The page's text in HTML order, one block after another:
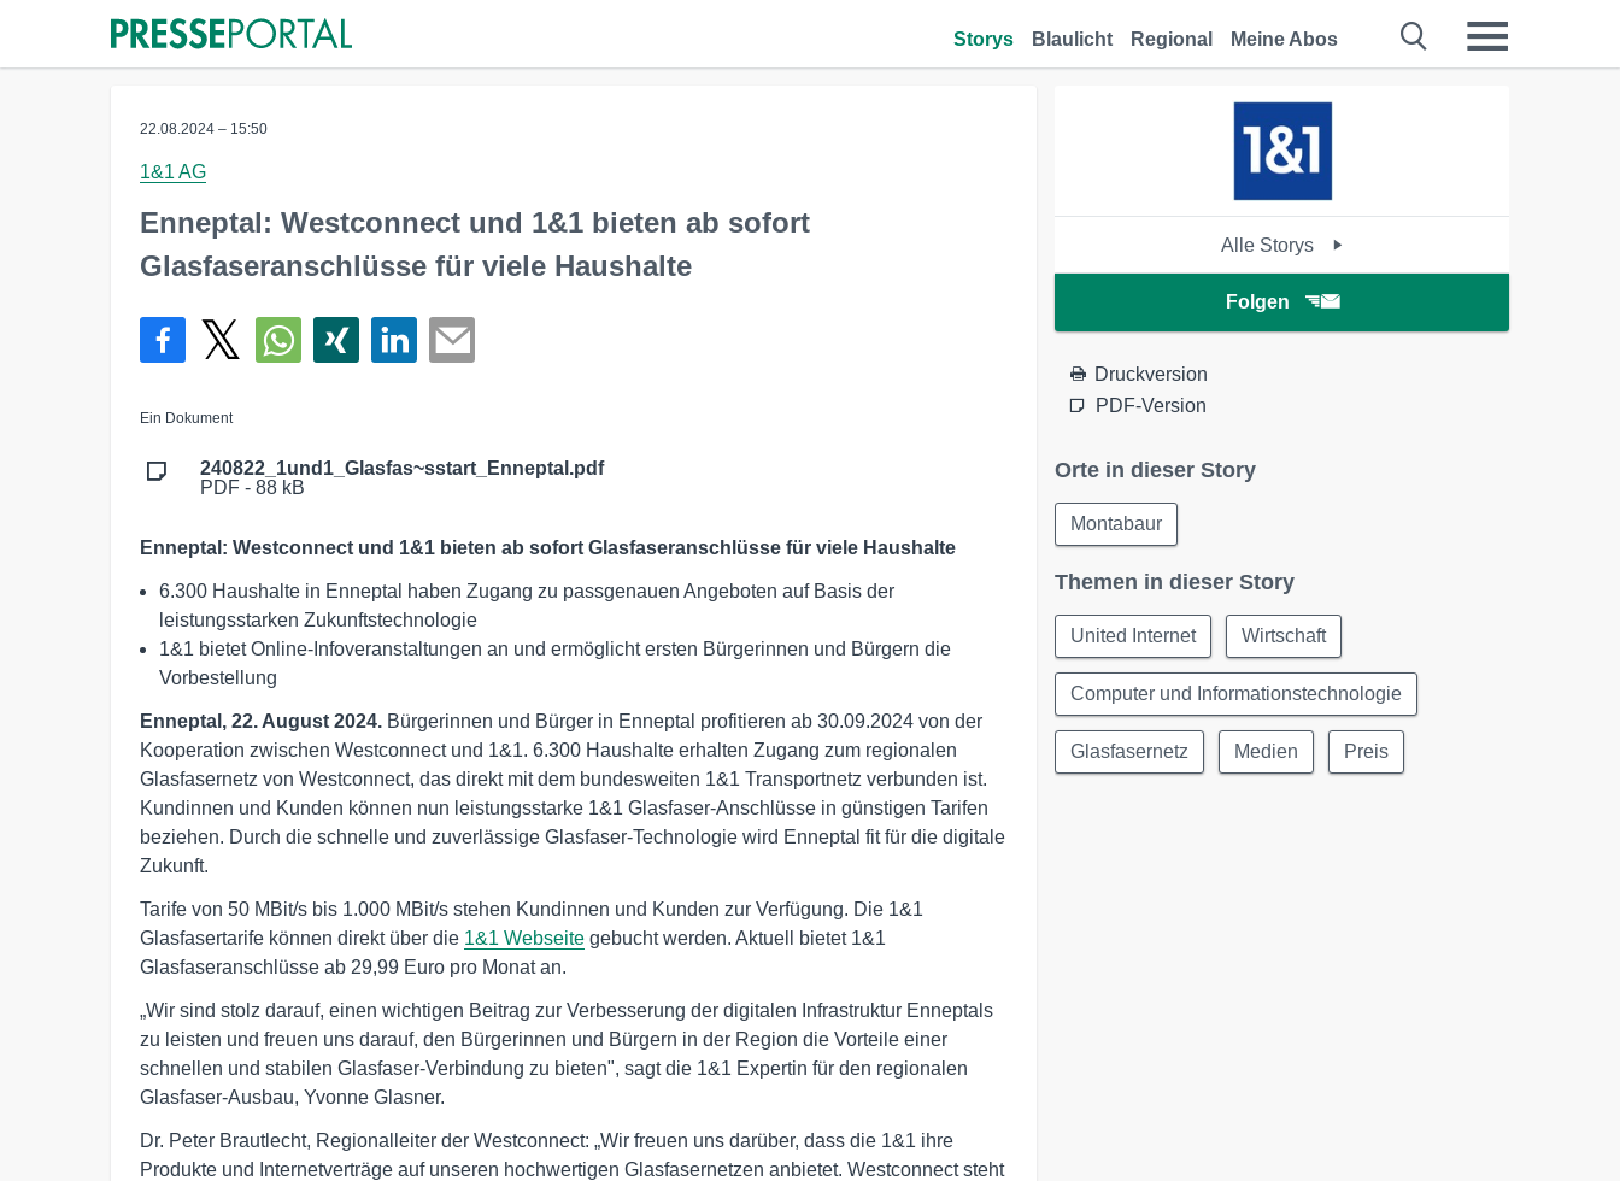
Storys Blaulicht Regional Meine Abos
22.08.2024 – 15:50
1&1 AG
Enneptal: Westconnect und 1&1 bieten ab sofort
Glasfaseranschlüsse für viele Haushalte
Ein Dokument
240822_1und1_Glasfas~sstart_Enneptal.pdf
PDF - 88 kB
Enneptal: Westconnect und 1&1 bieten ab sofort Glasfaseranschlüsse für viele Haushalte
6.300 Haushalte in Enneptal haben Zugang zu passgenauen Angeboten auf Basis der
leistungsstarken Zukunftstechnologie
1&1 bietet Online-Infoveranstaltungen an und ermöglicht ersten Bürgerinnen und Bürgern die
Vorbestellung
Enneptal, 22. August 2024. Bürgerinnen und Bürger in Enneptal profitieren ab 30.09.2024 von der
Kooperation zwischen Westconnect und 1&1. 6.300 Haushalte erhalten Zugang zum regionalen
Glasfasernetz von Westconnect, das direkt mit dem bundesweiten 1&1 Transportnetz verbunden ist.
Kundinnen und Kunden können nun leistungsstarke 1&1 Glasfaser-Anschlüsse in günstigen Tarifen
beziehen. Durch die schnelle und zuverlässige Glasfaser-Technologie wird Enneptal fit für die digitale
Zukunft.
Tarife von 50 MBit/s bis 1.000 MBit/s stehen Kundinnen und Kunden zur Verfügung. Die 1&1
Glasfasertarife können direkt über die 1&1 Webseite gebucht werden. Aktuell bietet 1&1
Glasfaseranschlüsse ab 29,99 Euro pro Monat an.
„Wir sind stolz darauf, einen wichtigen Beitrag zur Verbesserung der digitalen Infrastruktur Enneptals
zu leisten und freuen uns darauf, den Bürgerinnen und Bürgern in der Region die Vorteile einer
schnellen und stabilen Glasfaser-Verbindung zu bieten", sagt die 1&1 Expertin für den regionalen
Glasfaser-Ausbau, Yvonne Glasner.
Dr. Peter Brautlecht, Regionalleiter der Westconnect: „Wir freuen uns darüber, dass die 1&1 ihre
Produkte und Internetverträge auf unseren hochwertigen Glasfasernetzen anbietet. Westconnect steht
Alle Storys
Folgen
Druckversion
PDF-Version
Orte in dieser Story
Montabaur
Themen in dieser Story
United Internet Wirtschaft
Computer und Informationstechnologie
Glasfasernetz Medien Preis